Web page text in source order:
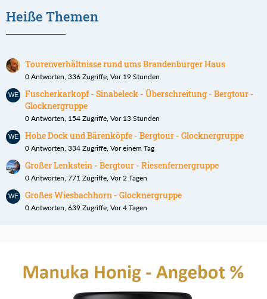
Heiße Themen
Tourenverhältnisse rund ums Brandenburger Haus
0 Antworten, 336 Zugriffe, Vor 19 Stunden
Fuscherkarkopf - Sinabeleck - Überschreitung - Bergtour -
Glocknergruppe
0 Antworten, 154 Zugriffe, Vor 13 Stunden
Hohe Dock und Bärenköpfe - Bergtour - Glocknergruppe
0 Antworten, 334 Zugriffe, Vor einem Tag
Großer Lenkstein - Bergtour - Riesenfernergruppe
0 Antworten, 771 Zugriffe, Vor 2 Tagen
Großes Wiesbachhorn - Glocknergruppe
0 Antworten, 639 Zugriffe, Vor 4 Tagen